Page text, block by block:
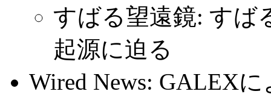
すばる望遠鏡: すば
起源に迫る
Wired News: GALEX